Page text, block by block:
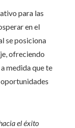
para las
en el
se posiciona
ofreciendo
medida que te
el éxito